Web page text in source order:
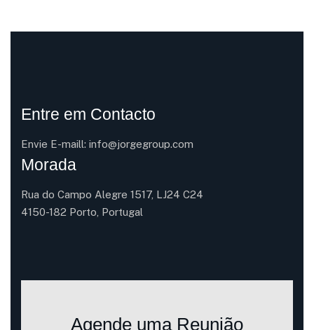
Entre em Contacto
Envie E-maill: info@jorgegroup.com
Morada
Rua do Campo Alegre 1517, LJ24 C24
4150-182 Porto, Portugal
Agende uma Reunião